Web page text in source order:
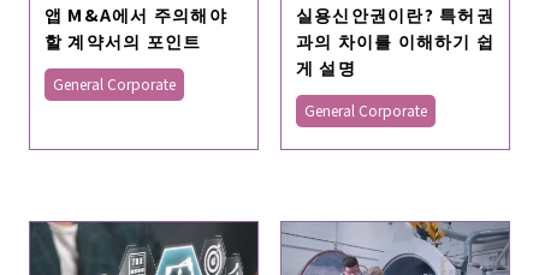
앱 M&A에서 주의해야
할 계약서의 포인트
General Corporate
실용신안권이란? 특허권
과의 차이를 이해하기 쉽
게 설명
General Corporate